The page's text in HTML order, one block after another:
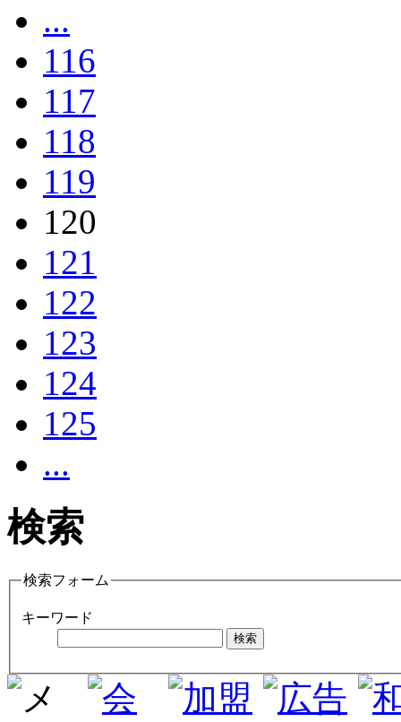
...
116
117
118
119
120
121
122
123
124
125
...
検索
検索フォーム
キーワード